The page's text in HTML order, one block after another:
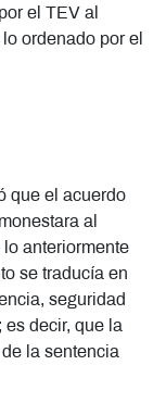
el TEV al
ordenado por el
que el acuerdo
al
anteriormente
se traducía en
seguridad
es decir, que la
la sentencia